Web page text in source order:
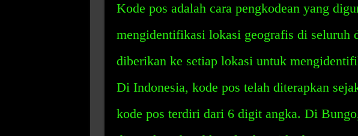
Kode pos adalah cara pengkodean yang
mengidentifikasi lokasi geografis di seluruh
diberikan ke setiap lokasi untuk
Di Indonesia, kode pos telah diterapkan
kode pos terdiri dari 6 digit angka. Di